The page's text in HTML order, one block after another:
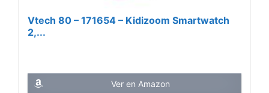
Vtech 80 – 171654 – Kidizoom Smartwatch
2,...
Ver en Amazon